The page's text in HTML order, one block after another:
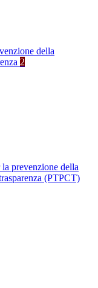
della
2
prevenzione della
(PTPCT)